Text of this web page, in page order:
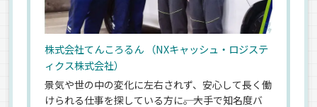
株式会社てんころるん （NXキャッシュ・ロジステ
ィクス株式会社）
景気や世の中の変化に左右されず、安心して長く働
けられる仕事を探している方に――。大手で知名度バ